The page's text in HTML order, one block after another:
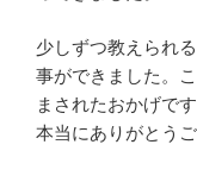
少しずつ教えられ
事ができました。
まされたおかげです
本当にありがとうご